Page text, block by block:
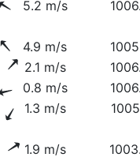
5.2 m/s
4.9 m/s
2.1 m/s
0.8 m/s
1.3 m/s
1.9 m/s